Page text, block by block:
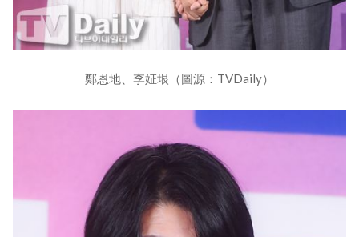
鄭恩地、李姃垠（圖源：TVDaily）